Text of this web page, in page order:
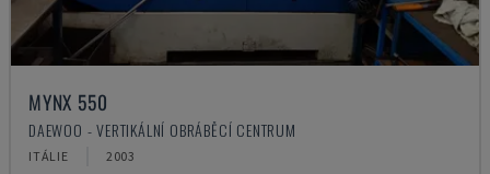
MYNX 550
DAEWOO - VERTIKÁLNÍ OBRÁBĚCÍ CENTRUM
ITÁLIE 2003